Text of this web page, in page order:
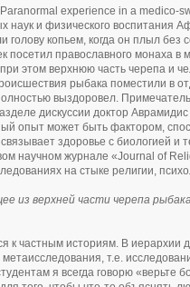
experience in a medico-
и физического воспитания
копьем, когда он плыл без
посетил православного монаха
этом верхнюю часть черепа и
рыбака поместили в
выздоровел.
дискуссии доктор
опыт может быть фактором,
здоровье с биологией и
научном журнале «Journal of
на стыке религии,
из верхней части черепа
частным историям. В иерархии
т.е.
я всегда говорю «верьте